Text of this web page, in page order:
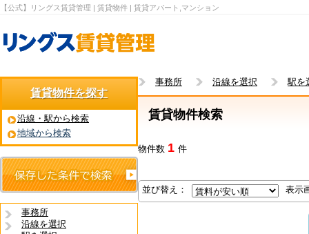
【公式】リングス賃貸管理 | 賃貸物件 | 賃貸アパート,マンション
賃貸物件を探す
沿線・駅から検索
地域から検索
事務所
沿線を選択
事務所 沿線を選択 駅を
賃貸物件検索
物件数 1 件
並び替え： 表示